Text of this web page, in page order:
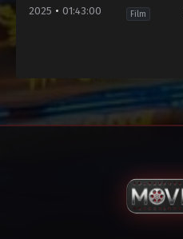
2025
01:43:00 Film
Cambodia
Canada,
Indonesia,